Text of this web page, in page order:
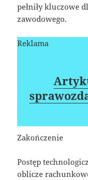
pełniły kluczowe
zawodowego.
Reklama
Zakończenie
Postęp
oblicze